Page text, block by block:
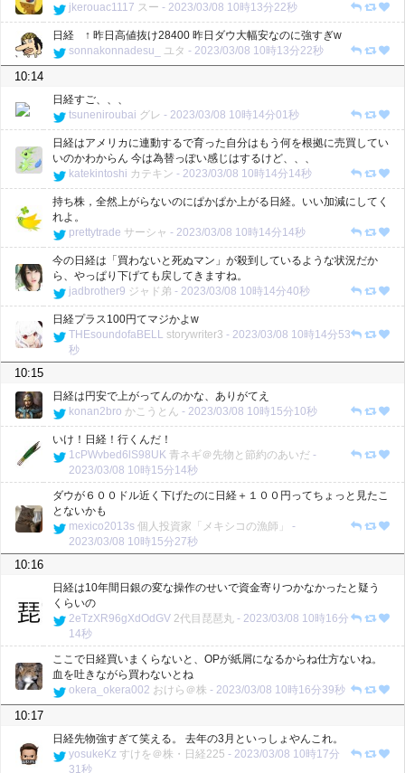
jkerouac1117 スー - 2023/03/08 10時13分22秒
日経 ↑ 昨日高値抜け28400 昨日ダウ大幅安なのに強すぎw
sonnakonnadesu_
ユタ - 2023/03/08 10時13分22秒
10:14
日経すご、、、
tsuneniroubai グレ - 2023/03/08 10時14分01秒
日経はアメリカに連動するで育った自分はもう何を根拠に売買してい
いのかわからん 今は為替っぽい感じはするけど、、、
katekintoshi カテキン - 2023/03/08 10時14分14秒
持ち株，全然上がらないのにぱかぱか上がる日経。いい加減にしてく
れよ。
prettytrade サーシャ - 2023/03/08 10時14分14秒
今の日経は「買わないと死ぬマン」が殺到しているような状況だか
ら、やっぱり下げても戻してきますね。
jadbrother9 ジャド弟 - 2023/03/08 10時14分40秒
日経プラス100円てマジかよw
THEsoundofaBELL storywriter3 - 2023/03/08 10時14分53
秒
10:15
日経は円安で上がってんのかな、ありがてえ
konan2bro かこうとん - 2023/03/08 10時15分10秒
いけ！日経！行くんだ！
1cPWvbed6lS98UK 青ネギ＠先物と節約のあいだ -
2023/03/08 10時15分14秒
ダウが６００ドル近く下げたのに日経＋１００円ってちょっと見たこ
とないかも
mexico2013s 個人投資家「メキシコの漁師」
-
2023/03/08 10時15分27秒
10:16
日経は10年間日銀の変な操作のせいで資金寄りつかなかったと疑う
くらいの
2eTzXR96gXdOdGV 2代目琵琶丸 - 2023/03/08 10時16分
14秒
ここで日経買いまくらないと、OPが紙屑になるからね仕方ないね。
血を吐きながら買わないとね
okera_okera002 おけら＠株 - 2023/03/08 10時16分39秒
10:17
日経先物強すぎて笑える。 去年の3月といっしょやんこれ。
yosukeKz すけを＠株・日経225 - 2023/03/08 10時17分
31秒